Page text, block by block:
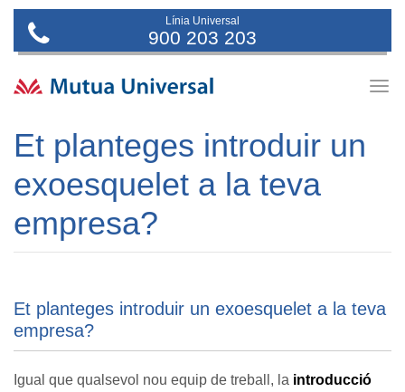
Línia Universal
900 203 203
Et planteges introduir un
exoesquelet a la teva
empresa?
Et planteges introduir un exoesquelet a la teva
empresa?
Igual que qualsevol nou equip de treball, la introducció